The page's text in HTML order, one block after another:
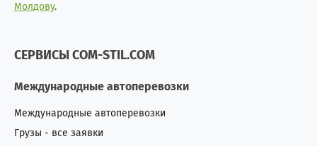
Молдову.
СЕРВИСЫ COM-STIL.COM
Международные автоперевозки
Международные автоперевозки
Грузы - все заявки